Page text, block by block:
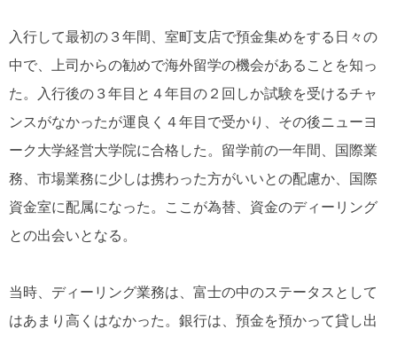
入行して最初の３年間、室町支店で預金集めをする日々の
中で、上司からの勧めで海外留学の機会があることを知っ
た。入行後の３年目と４年目の２回しか試験を受けるチャ
ンスがなかったが運良く４年目で受かり、その後ニューヨ
ーク大学経営大学院に合格した。留学前の一年間、国際業
務、市場業務に少しは携わった方がいいとの配慮か、国際
資金室に配属になった。ここが為替、資金のディーリング
との出会いとなる。
当時、ディーリング業務は、富士の中のステータスとして
はあまり高くはなかった。銀行は、預金を預かって貸し出